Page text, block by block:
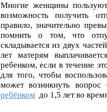
Многие женщины
возможность получить
правило, значительно
помнить о том, что
складывается из двух
лет матерям
ребенком, если в течение
для того, чтобы
может возникнуть
ребёнкомдо 1,5 лет во